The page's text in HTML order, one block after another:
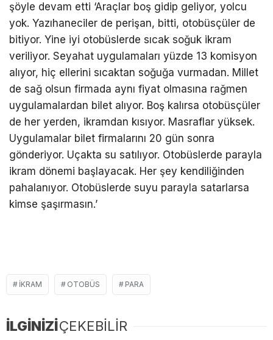
şöyle devam etti ‘Araçlar boş gidip geliyor, yolcu
yok. Yazıhaneciler de perişan, bitti, otobüsçüler de
bitiyor. Yine iyi otobüslerde sıcak soğuk ikram
veriliyor. Seyahat uygulamaları yüzde 13 komisyon
alıyor, hiç ellerini sıcaktan soğuğa vurmadan. Millet
de sağ olsun firmada aynı fiyat olmasına rağmen
uygulamalardan bilet alıyor. Boş kalırsa otobüsçüler
de her yerden, ikramdan kısıyor. Masraflar yüksek.
Uygulamalar bilet firmalarını 20 gün sonra
gönderiyor. Uçakta su satılıyor. Otobüslerde parayla
ikram dönemi başlayacak. Her şey kendiliğinden
pahalanıyor. Otobüslerde suyu parayla satarlarsa
kimse şaşırmasın.’
IKRAM OTOBÜS PARA
İLGİNİZİÇEKEBİLİR